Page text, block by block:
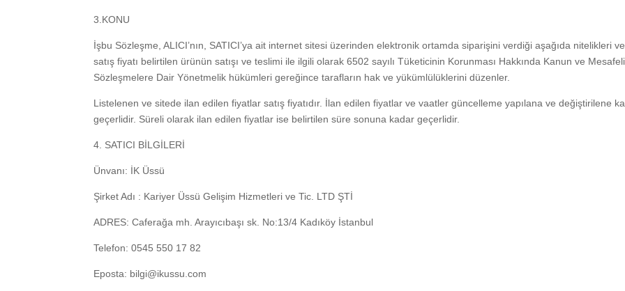
3.KONU
İşbu Sözleşme, ALICI’nın, SATICI’ya ait internet sitesi üzerinden elektronik ortamda siparişini verdiği aşağıda nitelikleri ve
satış fiyatı belirtilen ürünün satışı ve teslimi ile ilgili olarak 6502 sayılı Tüketicinin Korunması Hakkında Kanun ve Mesafeli
Sözleşmelere Dair Yönetmelik hükümleri gereğince tarafların hak ve yükümlülüklerini düzenler.
Listelenen ve sitede ilan edilen fiyatlar satış fiyatıdır. İlan edilen fiyatlar ve vaatler güncelleme yapılana ve değiştirilene
geçerlidir. Süreli olarak ilan edilen fiyatlar ise belirtilen süre sonuna kadar geçerlidir.
4. SATICI BİLGİLERİ
Ünvanı: İK Üssü
Şirket Adı : Kariyer Üssü Gelişim Hizmetleri ve Tic. LTD ŞTİ
ADRES: Caferağa mh. Arayıcıbaşı sk. No:13/4 Kadıköy İstanbul
Telefon: 0545 550 17 82
Eposta: bilgi@ikussu.com